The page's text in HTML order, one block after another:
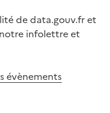
de data.gouv.fr et
infolettre et
évènements